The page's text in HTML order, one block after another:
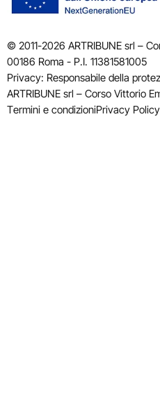
© 2011-2026 ARTRIBUNE srl –
00186 Roma - P.I. 11381581005
Privacy: Responsabile della
ARTRIBUNE srl – Corso Vittorio
Termini e condizioniPrivacy Policy